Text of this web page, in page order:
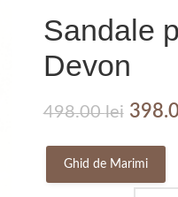
Sandale
Devon
498.00lei
Ghid de Marimi